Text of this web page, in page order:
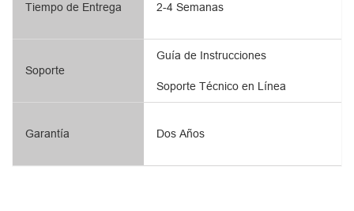
Tiempo de Entrega
Soporte
Garantía
2-4 Semanas
Soporte Técnico en Línea
Guía de Instrucciones
Dos Años